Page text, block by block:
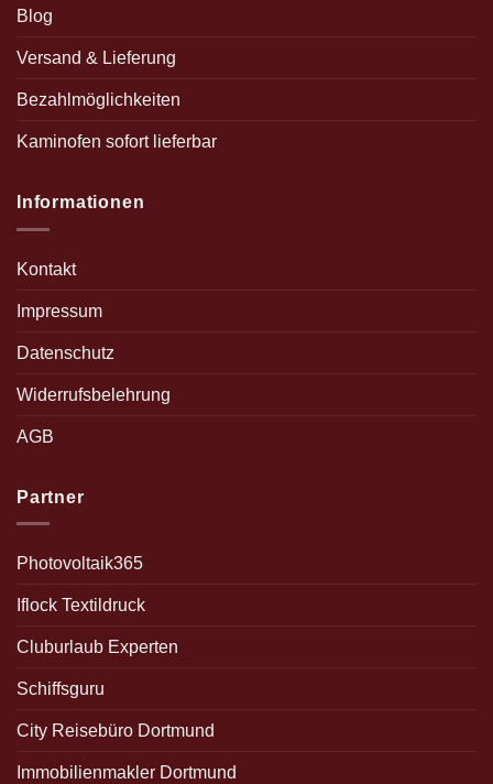
Blog
Versand & Lieferung
Bezahlmöglichkeiten
Kaminofen sofort lieferbar
Informationen
Kontakt
Impressum
Datenschutz
Widerrufsbelehrung
AGB
Partner
Photovoltaik365
Iflock Textildruck
Cluburlaub Experten
Schiffsguru
City Reisebüro Dortmund
Immobilienmakler Dortmund